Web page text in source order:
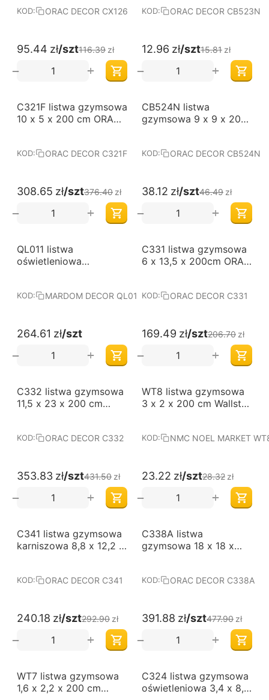
KOD: ORAC DECOR CX126
95.44 zł/szt116.39 zł
+
−
KOD: ORAC DECOR CB523N
12.96 zł/szt15.81 zł
+
−
-18%
C321F listwa gzymsowa
10 x 5 x 200 cm ORAC
KOD: ORAC DECOR C321F
308.65 zł/szt376.40 zł
+
−
-18%
CB524N listwa
gzymsowa 9 x 9 x 200
KOD: ORAC DECOR CB524N
38.12 zł/szt46.49 zł
+
−
QL011 listwa
oświetleniowa
DECOR ONE
KOD: MARDOM DECOR QL011
264.61 zł/szt
+
−
-18%
C331 listwa gzymsowa
6 x 13,5 x 200cm ORAC
KOD: ORAC DECOR C331
169.49 zł/szt206.70 zł
+
−
-18%
C332 listwa gzymsowa
11,5 x 23 x 200 cm
KOD: ORAC DECOR C332
353.83 zł/szt431.50 zł
+
−
-18%
WT8 listwa gzymsowa
3 x 2 x 200 cm Wallstyl
KOD: NMC NOEL MARKET
23.22 zł/szt28.32 zł
+
−
-18%
C341 listwa gzymsowa
karniszowa 8,8 x 12,2 x
KOD: ORAC DECOR C341
240.18 zł/szt292.90 zł
+
−
-18%
C338A listwa
gzymsowa 18 x 18 x
KOD: ORAC DECOR C338A
391.88 zł/szt477.90 zł
+
−
-18%
WT7 listwa gzymsowa
1,6 x 2,2 x 200 cm
-18%
C324 listwa gzymsowa
oświetleniowa 3,4 x 8,3